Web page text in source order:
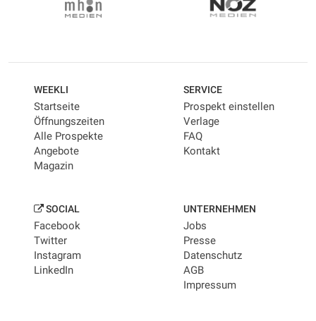
WEEKLI
Startseite
Öffnungszeiten
Alle Prospekte
Angebote
Magazin
SERVICE
Prospekt einstellen
Verlage
FAQ
Kontakt
SOCIAL
Facebook
Twitter
Instagram
LinkedIn
UNTERNEHMEN
Jobs
Presse
Datenschutz
AGB
Impressum